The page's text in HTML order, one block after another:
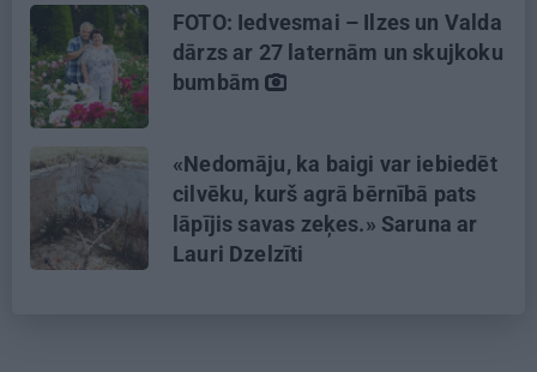
FOTO: Iedvesmai – Ilzes un Valda
dārzs ar 27 laternām un skujkoku
bumbām
«Nedomāju, ka baigi var iebiedēt
cilvēku, kurš agrā bērnībā pats
lāpījis savas zeķes.» Saruna ar
Lauri Dzelzīti